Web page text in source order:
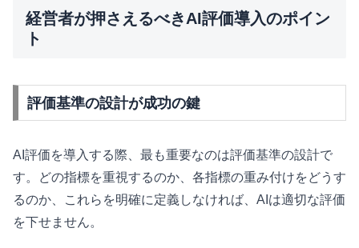
経営者が押さえるべきAI評価導入のポイン
ト
評価基準の設計が成功の鍵
AI評価を導入する際、最も重要なのは評価基準の設計で
す。どの指標を重視するのか、各指標の重み付けをどうす
るのか、これらを明確に定義しなければ、AIは適切な評価
を下せません。